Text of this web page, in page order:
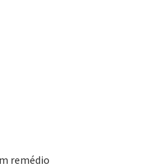
remédio